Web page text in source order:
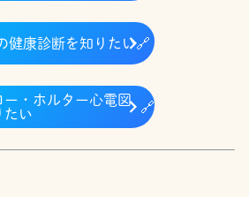
健康診断を知りたい🔗
ー・ホルター心電図
たい
🔗